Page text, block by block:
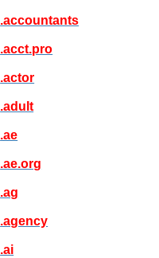
.accountants
.acct.pro
.actor
.adult
.ae
.ae.org
.ag
.agency
.ai